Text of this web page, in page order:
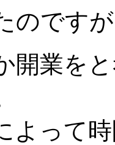
のです
開業を
よって